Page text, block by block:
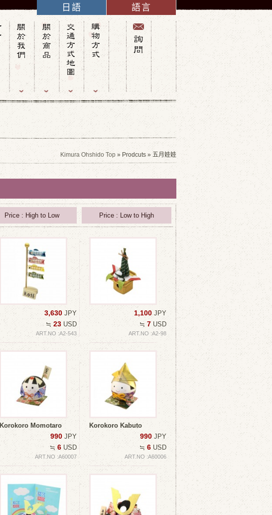
日語 語言
英語
法語
義大利語
西班牙語
德語
中文(簡體字)
俄語
中文(繁體字)
韓語
Kimura Ohshido Top » Prodcuts » 五月娃娃
Price : High to Low Price : Low to High
3,630 JPY
≒ 23 USD
ART.NO :A2-543
1,100 JPY
≒ 7 USD
ART.NO :A2-98
Korokoro Momotaro
990 JPY
≒ 6 USD
ART.NO :A60007
Korokoro Kabuto
990 JPY
≒ 6 USD
ART.NO :A60006